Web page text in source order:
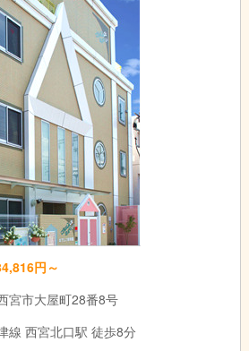
円～
宮市大屋町28番8号
線 西宮北口駅 徒歩8分